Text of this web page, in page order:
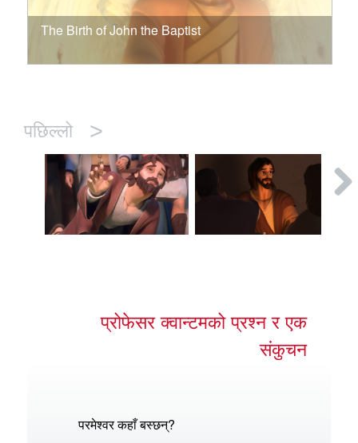
The Birth of John the Baptist
पछिल्लो >
प्रोफेसर क्वान्टमको प्रश्न र एक
संकुचन
परमेश्वर कहाँ बस्छन्?